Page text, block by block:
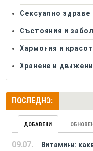
Сексуално здраве
Състояния и
Хармония и
Хранене и
ПОСЛЕДНО:
ДОБАВЕНИ
09.07.
Витамини: